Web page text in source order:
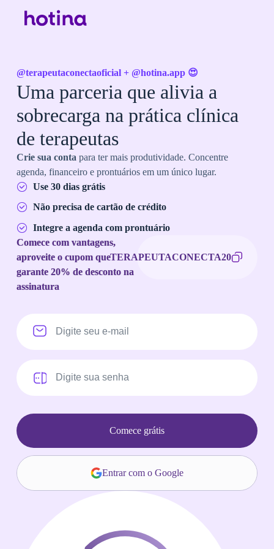
@terapeutaconectaoficial + @hotina.app 😍
Uma parceria que alivia a
sobrecarga na prática clínica
de terapeutas
Crie sua conta para ter mais produtividade. Concentre
agenda, financeiro e prontuários em um único lugar.
Use 30 dias grátis
Não precisa de cartão de crédito
Integre a agenda com prontuário
Comece com vantagens,
aproveite o cupom que
garante 20% de desconto na
assinatura
TERAPEUTACONECTA20
Comece grátis
Entrar com o Google